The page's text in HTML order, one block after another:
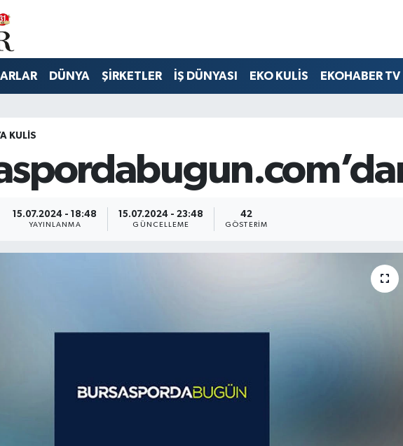
DÜNYA ŞİRKETLER İŞ DÜNYASI EKO KULİS EKOHABER TV
KULIS
15.07.2024 - 18:48
YAYINLANMA
15.07.2024 - 23:48
GÜNCELLEME
42
GÖSTERIM